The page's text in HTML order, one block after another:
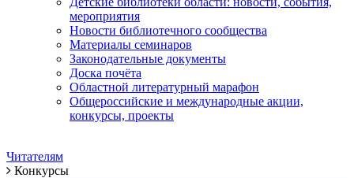
мероприятия
Новости библиотечного сообщества
Материалы семинаров
Законодательные документы
Доска почёта
Областной литературный марафон
Общероссийские и международные акции,
конкурсы, проекты
Читателям
Конкурсы